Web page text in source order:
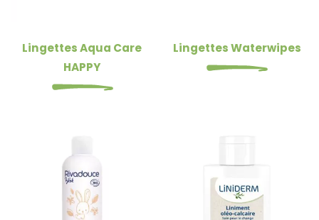
Lingettes Aqua Care
HAPPY
Lingettes Waterwipes